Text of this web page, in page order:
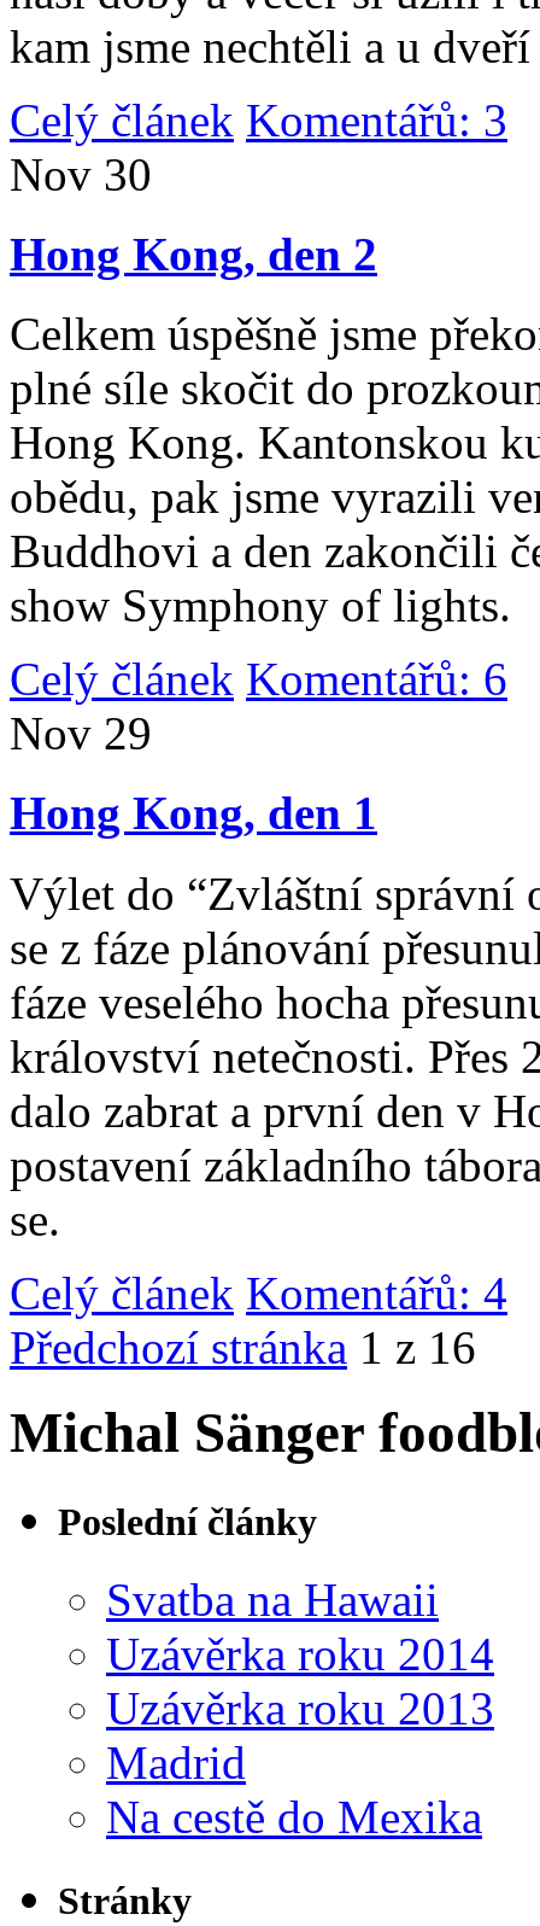
kam jsme nechtěli a u
Celý článek Komentářů: 3
Nov 30
Hong Kong, den 2
Celkem úspěšně jsme
plné síle skočit do
Hong Kong. Kantonskou
obědu, pak jsme vyrazili
Buddhovi a den zakončili
show Symphony of lights.
Celý článek Komentářů: 6
Nov 29
Hong Kong, den 1
Výlet do “Zvláštní správní
se z fáze plánování
fáze veselého hocha
království netečnosti. Přes
dalo zabrat a první den v
postavení základního
se.
Celý článek Komentářů: 4
Předchozí stránka 1 z 16
Michal Sänger
Poslední články
Svatba na Hawaii
Uzávěrka roku 2014
Uzávěrka roku 2013
Madrid
Na cestě do Mexika
Stránky